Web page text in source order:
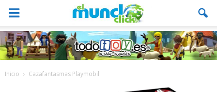
Inicio Cazafantasmas Playmobil